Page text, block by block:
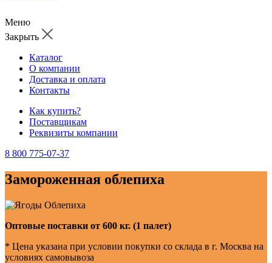
Меню
Закрыть
Каталог
О компании
Доставка и оплата
Контакты
Как купить?
Поставщикам
Реквизиты компании
8 800 775-07-37
Замороженная облепиха
Оптовые поставки от 600 кг. (1 палет)
* Цена указана при условии покупки со склада в г. Москва на
условиях самовывоза